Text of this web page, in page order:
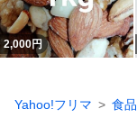
2,000円
Yahoo!フリマ 食品